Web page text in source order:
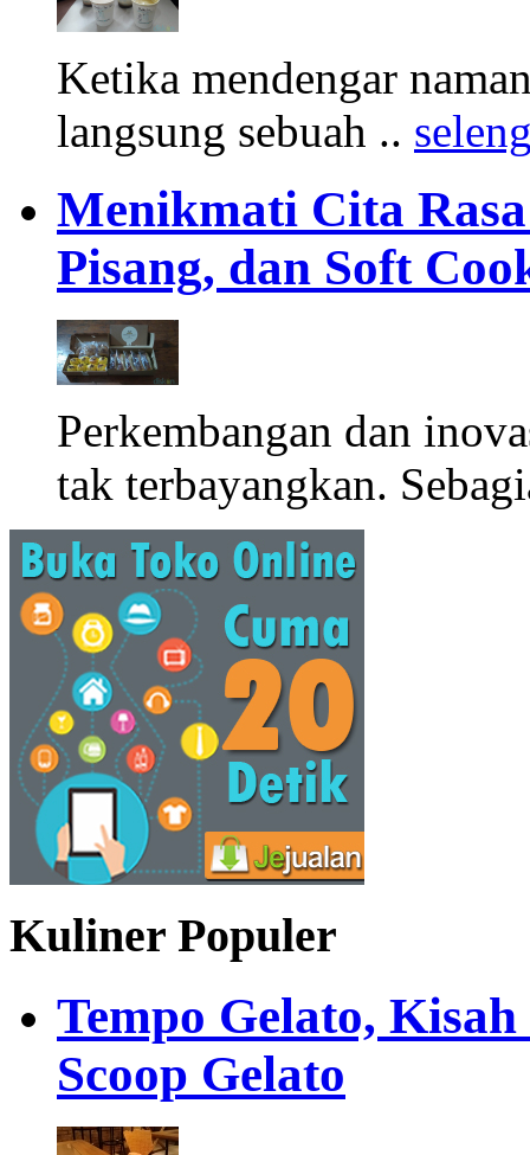
Ketika mendengar
langsung sebuah ..
Menikmati Cita
Pisang, dan Soft
Perkembangan dan
tak terbayangkan.
Kuliner Populer
Tempo Gelato,
Scoop Gelato